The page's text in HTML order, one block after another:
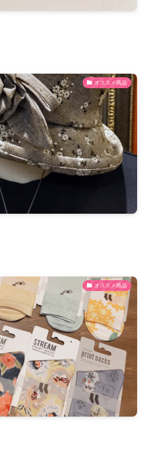
オススメ商品
オススメ商品